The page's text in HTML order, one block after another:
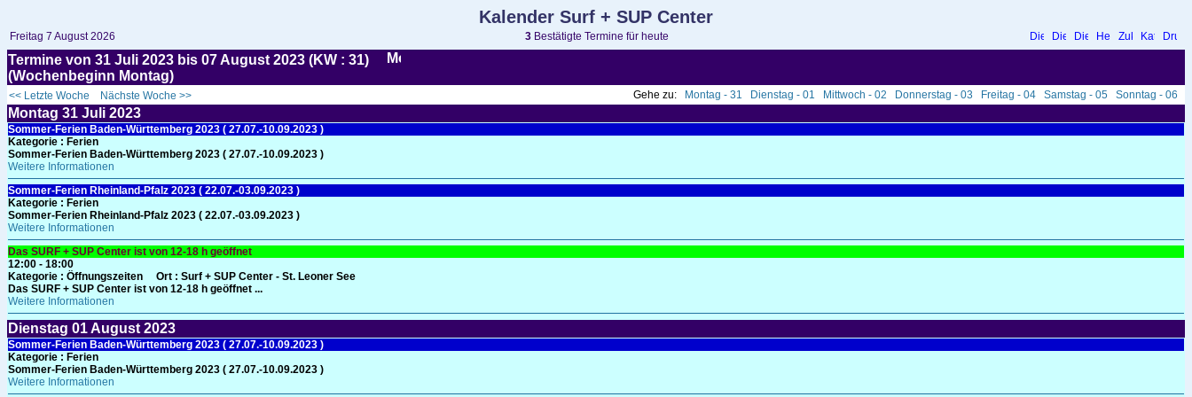
Kalender Surf + SUP Center
Freitag 7 August 2026 3Bestätigte Termine für heute
Termine von 31 Juli 2023 bis 07 August 2023 (KW : 31)
(Wochenbeginn Montag)
<< Letzte Woche Nächste Woche >> Gehe zu: Montag - 31 Dienstag - 01 Mittwoch - 02 Donnerstag - 03 Freitag - 04 Samstag - 05 Sonntag - 06
Montag 31 Juli 2023
Sommer-Ferien Baden-Württemberg 2023 ( 27.07.-10.09.2023 )
Kategorie : Ferien
Sommer-Ferien Baden-Württemberg 2023 ( 27.07.-10.09.2023 )
Weitere Informationen
Sommer-Ferien Rheinland-Pfalz 2023 ( 22.07.-03.09.2023 )
Kategorie : Ferien
Sommer-Ferien Rheinland-Pfalz 2023 ( 22.07.-03.09.2023 )
Weitere Informationen
Das SURF + SUP Center ist von 12-18 h geöffnet
12:00 - 18:00
Kategorie : Öffnungszeiten Ort : Surf + SUP Center - St. Leoner See
Das SURF + SUP Center ist von 12-18 h geöffnet ...
Weitere Informationen
Dienstag 01August 2023
Sommer-Ferien Baden-Württemberg 2023 ( 27.07.-10.09.2023 )
Kategorie : Ferien
Sommer-Ferien Baden-Württemberg 2023 ( 27.07.-10.09.2023 )
Weitere Informationen